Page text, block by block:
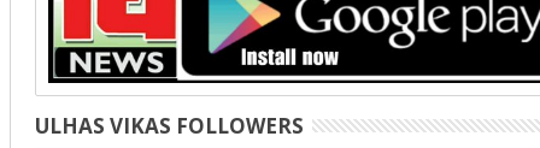
ULHAS VIKAS FOLLOWERS